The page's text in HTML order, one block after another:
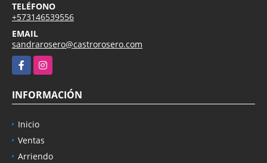
TELÉFONO
+573146539556
EMAIL
sandrarosero@castrorosero.com
FacebookInstagram
INFORMACIÓN
Inicio
Ventas
Arriendo